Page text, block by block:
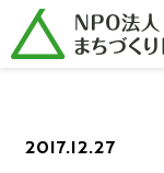
2017.12.27